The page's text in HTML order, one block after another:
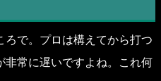
ろで。プロは構えてから打つ
非常に遅いですよね。これ何